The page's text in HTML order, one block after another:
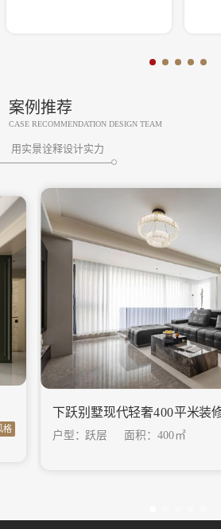
案例推荐
CASE RECOMMENDATION DESIGN TEAM
用实景诠释设计实力
下跃别墅现代轻奢400平米装
户型：跃层 面积： 400㎡
格